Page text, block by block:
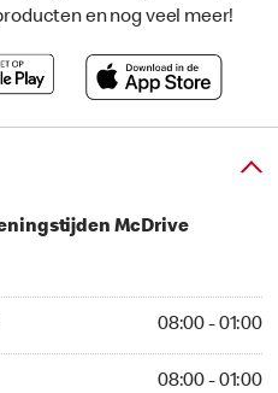
en nog veel meer!
McDrive
08:00 - 01:00
08:00 - 01:00